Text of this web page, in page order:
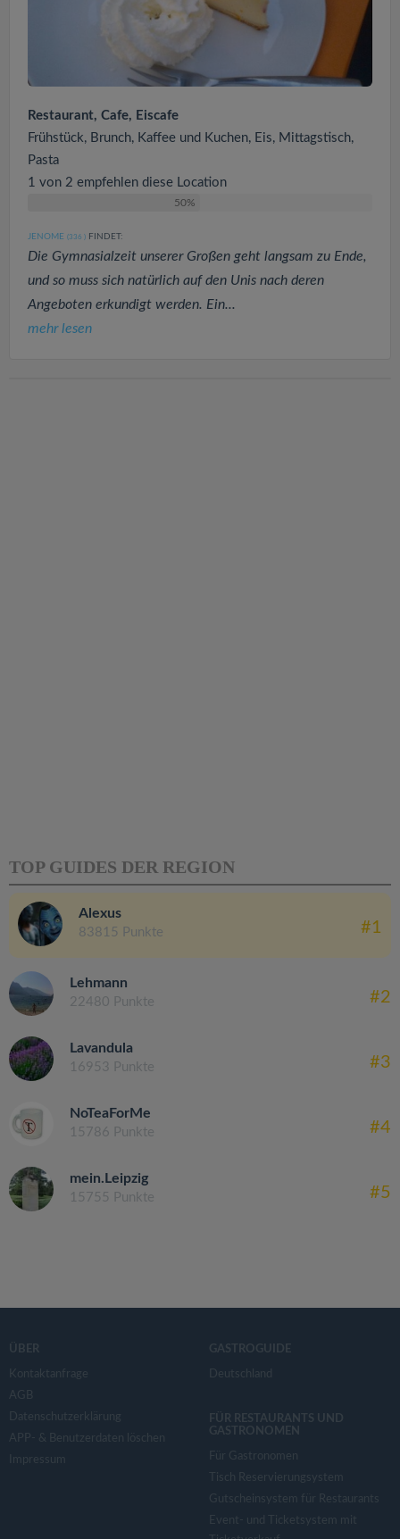
Restaurant, Cafe, Eiscafe
Frühstück, Brunch, Kaffee und Kuchen, Eis, Mittagstisch,
Pasta
1 von 2 empfehlen diese Location
50%
JENOME (336 ) FINDET:
Die Gymnasialzeit unserer Großen geht langsam zu Ende,
und so muss sich natürlich auf den Unis nach deren
Angeboten erkundigt werden. Ein...
mehr lesen
TOP GUIDES DER REGION
Alexus
83815 Punkte #1
Lehmann
22480 Punkte #2
Lavandula
16953 Punkte #3
NoTeaForMe
15786 Punkte #4
mein.Leipzig
15755 Punkte #5
ÜBER
Kontaktanfrage
AGB
Datenschutzerklärung
APP- & Benutzerdaten löschen
Impressum
GASTROGUIDE
Deutschland
FÜR RESTAURANTS UND
GASTRONOMEN
Für Gastronomen
Tisch Reservierungsystem
Gutscheinsystem für Restaurants
Event- und Ticketsystem mit